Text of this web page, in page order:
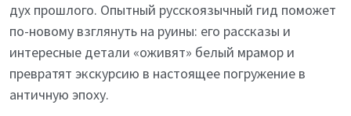
дух прошлого. Опытный русскоязычный гид поможет
по-новому взглянуть на руины: его рассказы и
интересные детали «оживят» белый мрамор и
превратят экскурсию в настоящее погружение в
античную эпоху.